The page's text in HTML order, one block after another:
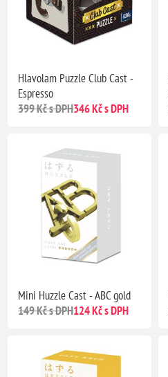
Hlavolam Puzzle Club Cast -
Espresso
399 Kč s DPH346 Kč s DPH
Mini Huzzle Cast - ABC gold
149 Kč s DPH124 Kč s DPH